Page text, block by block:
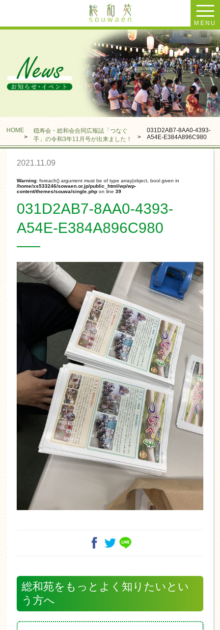
MENU
HOME
>
穏寿会・総和会合同広報誌「つなぐ
手」の令和3年11月号が出来ました！
>
031D2AB7-8AA0-4393-
A54E-E384A896C980
2021.11.09
Warning: foreach() argument must be of type array|object, bool given in
/home/xs533246/sowaen.or.jp/public_html/wp/wp-
content/themes/souwa/single.php on line39
031D2AB7-8AA0-4393-
A54E-E384A896C980
総和苑をもっとよく知りたいとい
う方へ